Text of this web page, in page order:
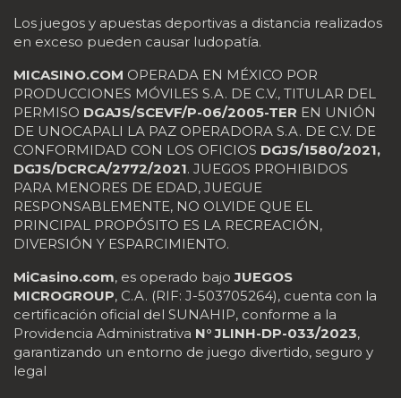
Los juegos y apuestas deportivas a distancia realizados
en exceso pueden causar ludopatía.
MICASINO.COM OPERADA EN MÉXICO POR
PRODUCCIONES MÓVILES S.A. DE C.V., TITULAR DEL
PERMISO DGAJS/SCEVF/P-06/2005-TER EN UNIÓN
DE UNOCAPALI LA PAZ OPERADORA S.A. DE C.V. DE
CONFORMIDAD CON LOS OFICIOS DGJS/1580/2021,
DGJS/DCRCA/2772/2021. JUEGOS PROHIBIDOS
PARA MENORES DE EDAD, JUEGUE
RESPONSABLEMENTE, NO OLVIDE QUE EL
PRINCIPAL PROPÓSITO ES LA RECREACIÓN,
DIVERSIÓN Y ESPARCIMIENTO.
MiCasino.com, es operado bajoJUEGOS
MICROGROUP, C.A. (RIF: J-503705264), cuenta con la
certificación oficial del SUNAHIP, conforme a la
Providencia Administrativa N° JLINH-DP-033/2023,
garantizando un entorno de juego divertido, seguro y
legal